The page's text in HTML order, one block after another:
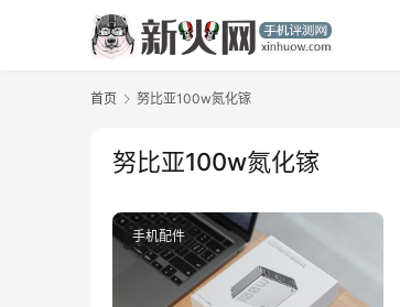
首页 努比亚100w氮化镓
努比亚100w氮化镓
手机配件